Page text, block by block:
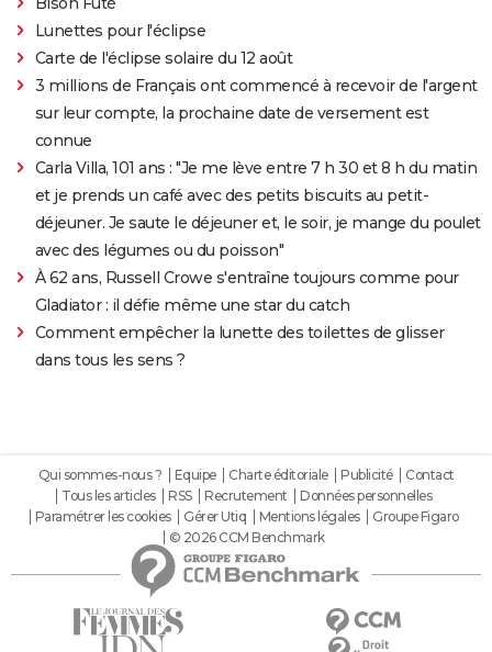
Lunettes pour l'éclipse
Carte de l'éclipse solaire du 12 août
3 millions de Français ont commencé à recevoir de l'argent
sur leur compte, la prochaine date de versement est
connue
Carla Villa, 101 ans : "Je me lève entre 7 h 30 et 8 h du matin
et je prends un café avec des petits biscuits au petit-
déjeuner. Je saute le déjeuner et, le soir, je mange du poulet
avec des légumes ou du poisson"
À 62 ans, Russell Crowe s'entraîne toujours comme pour
Gladiator : il défie même une star du catch
Comment empêcher la lunette des toilettes de glisser
dans tous les sens ?
Qui sommes-nous ? Equipe Charte éditoriale Publicité
Contact
Tous les articles
RSS Recrutement
Données personnelles
Paramétrer les cookies
Gérer Utiq Mentions légales
Groupe Figaro
© 2026 CCM Benchmark